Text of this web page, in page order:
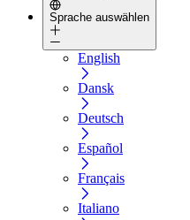
Sprache auswählen
English
Dansk
Deutsch
Español
Français
Italiano